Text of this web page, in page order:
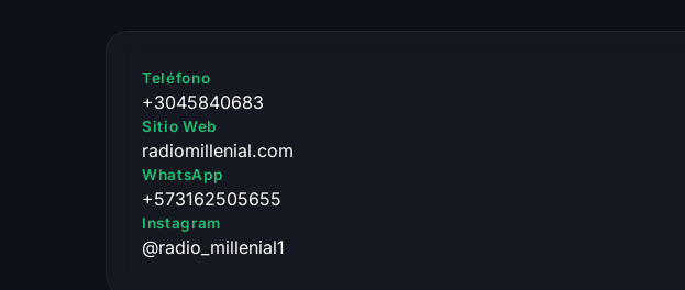
Teléfono
+3045840683
Sitio Web
radiomillenial.com
WhatsApp
+573162505655
Instagram
@radio_millenial1